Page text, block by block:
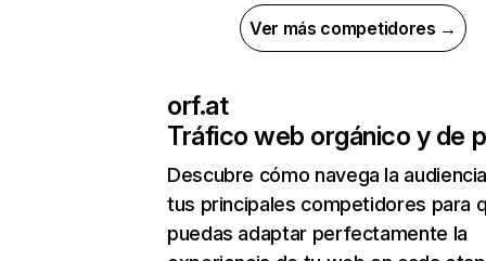
Ver más competidores →
orf.at
Tráfico web orgánico y de
Descubre cómo navega la
tus principales competidores para
puedas adaptar perfectamente la